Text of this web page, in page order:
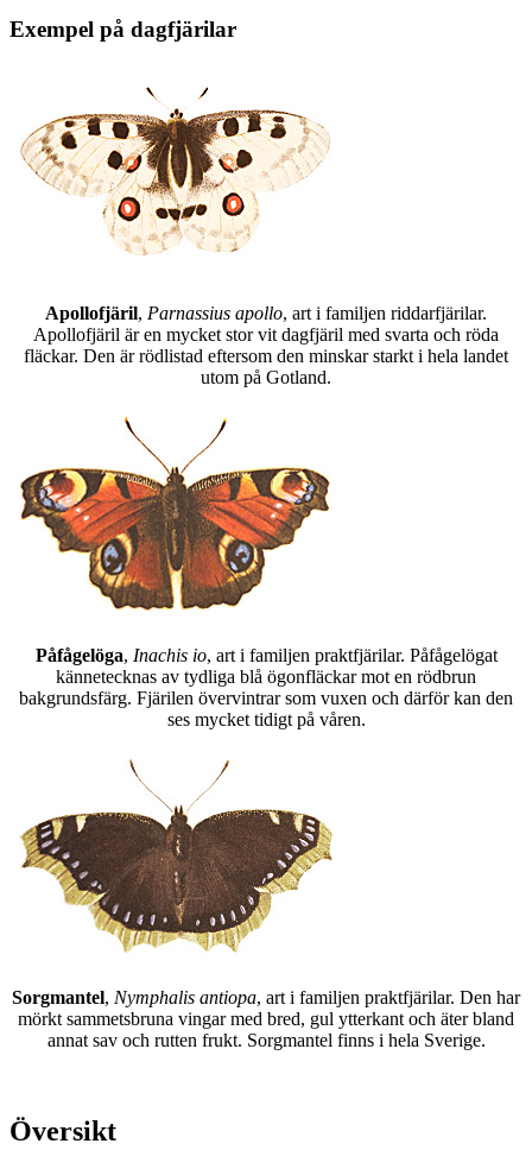
Exempel på dagfjärilar
Apollofjäril, Parnassius apollo, art i familjen riddarfjärilar.
Apollofjäril är en mycket stor vit dagfjäril med svarta och röda
fläckar. Den är rödlistad eftersom den minskar starkt i hela landet
utom på Gotland.
Påfågelöga, Inachis io, art i familjen praktfjärilar. Påfågelögat
kännetecknas av tydliga blå ögonfläckar mot en rödbrun
bakgrundsfärg. Fjärilen övervintrar som vuxen och därför kan den
ses mycket tidigt på våren.
Sorgmantel, Nymphalis antiopa, art i familjen praktfjärilar. Den har
mörkt sammetsbruna vingar med bred, gul ytterkant och äter bland
annat sav och rutten frukt. Sorgmantel finns i hela Sverige.
Översikt